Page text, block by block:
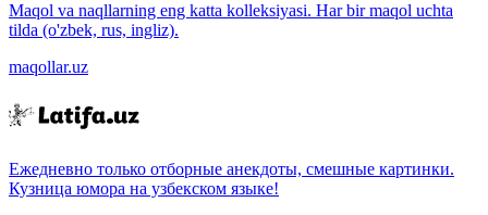
Maqol va naqllarning eng katta kolleksiyasi. Har bir maqol uchta
tilda (o'zbek, rus, ingliz).
maqollar.uz
Ежедневно только отборные анекдоты, смешные картинки.
Кузница юмора на узбекском языке!